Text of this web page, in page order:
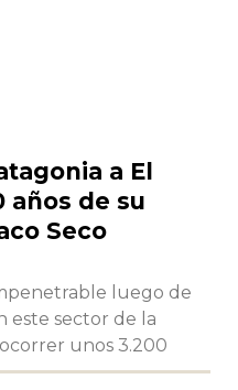
a El
años de su
Seco
luego de
este sector de la
unos 3.200